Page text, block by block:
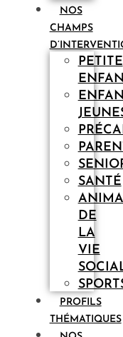
NOS
CHAMPS
PETITE
SANTÉ
DE
LA
VIE
PROFILS
THÉMATIQUES